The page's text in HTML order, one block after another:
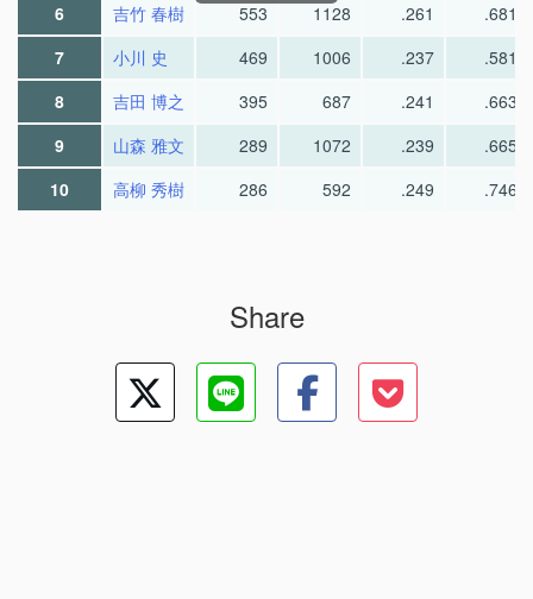
6
吉竹 春樹 553 1128 .261
.681
7
小川 史 469 1006 .237
.581
8
吉田 博之 395 687 .241
.663
9
山森 雅文 289 1072 .239
.665
10
高柳 秀樹 286 592 .249 .746
Share